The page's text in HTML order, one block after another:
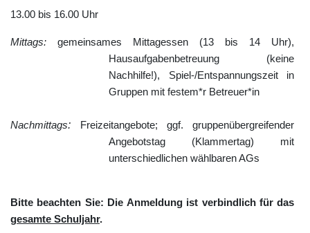
13.00 bis 16.00 Uhr
Mittags:gemeinsames
Mittagessen (13 bis 14 Uhr),
Hausaufgabenbetreuung
(keine
Nachhilfe!),
Spiel-/Entspannungszeit
in
Gruppen mit festem*r Betreuer*in
Nachmittags: Freizeitangebote; ggf. gruppenübergreifender
Angebotstag (Klammertag) mit
unterschiedlichen wählbaren AGs
Bitte beachten Sie: Die Anmeldung ist verbindlich für das
gesamte Schuljahr.